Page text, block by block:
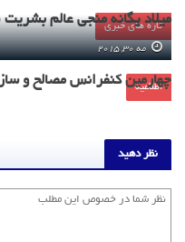
تازه های خبری
میلاد یگانه منجی عالم بشریت
اطلاعیه
مه 30, 2015
چهارمین کنفرانس مصالح و
نظر دهید